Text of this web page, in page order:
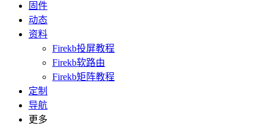
固件
动态
资料
Firekb投屏教程
Firekb软路由
Firekb矩阵教程
定制
导航
更多